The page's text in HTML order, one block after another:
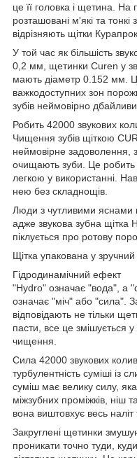
це її головка і щетина. На
розташовані м'які та
відрізняють щітки
У той час як більшість
0,2 мм, щетинки Curen у
мають діаметр 0.152 мм.
важкодоступних зон
зубів неймовірно
Робить 42000 звукових
Чищення зубів щіткою
неймовірне задоволення,
очищають зуби. Це робить
легкою у використанні.
нею без складнощів.
Люди з чутливими яснами
адже звукова зубна щітка
піклується про ротову
Щітка упакована у
Гідродинамічний ефект
"Hydro" означає "вода", а
означає "міч" або "сила".
відповідають не тільки
пасти, все це змішується
чищення.
Сила 42000 звукових
турбулентність суміші із
суміш має велику силу,
міжзубних проміжків, ніш
вона виштовхує весь наліт
Закруглені щетинки
проникати точно туди,